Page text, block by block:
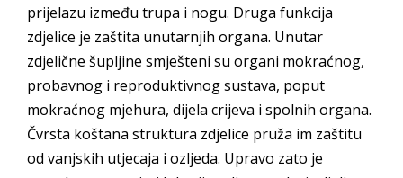
prijelazu između trupa i nogu. Druga funkcija
zdjelice je zaštita unutarnjih organa. Unutar
zdjelične šupljine smješteni su organi mokraćnog,
probavnog i reproduktivnog sustava, poput
mokraćnog mjehura, dijela crijeva i spolnih organa.
Čvrsta koštana struktura zdjelice pruža im zaštitu
od vanjskih utjecaja i ozljeda. Upravo zato je